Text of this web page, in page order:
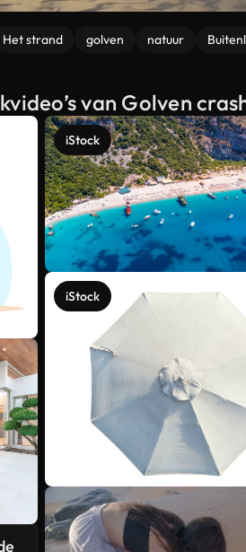
Het strand golven natuur
van Golven
iStock
iStock